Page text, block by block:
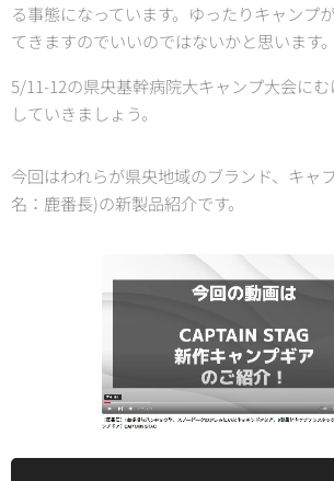
る事態になっています。ゆったりキャンプ
てきますのでいいのではないかと思います。
5/11-12の県央基幹病院大キャンプ大会に
していきましょう。
今回はわれらが県央地域のブランド、キャ
名：鹿番長)の新製品紹介です。